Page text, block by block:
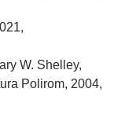
W. Shelley,
Polirom, 2004,